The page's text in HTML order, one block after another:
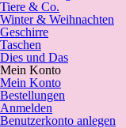
Tiere & Co.
Winter & Weihnachten
Geschirre
Taschen
Dies und Das
Mein Konto
Mein Konto
Bestellungen
Anmelden
Benutzerkonto anlegen